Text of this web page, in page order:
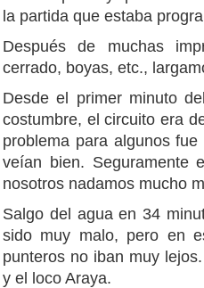
la partida que estaba
Después de muchas
cerrado, boyas, etc.,
Desde el primer minuto
costumbre, el circuito era
problema para algunos
veían bien. Seguramente
nosotros nadamos mucho
Salgo del agua en 34
sido muy malo, pero en
punteros no iban muy
y el loco Araya.